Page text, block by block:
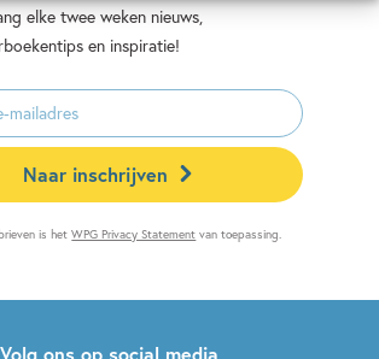
elke twee weken nieuws,
en inspiratie!
Naar inschrijven
is hetWPG Privacy Statement van toepassing.
Volg ons op social media